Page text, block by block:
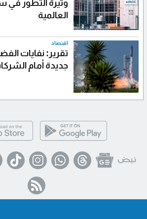
وتيرة التطور في
العالمية
اقتصاد
تقرير: نفايات
جديدة أمام